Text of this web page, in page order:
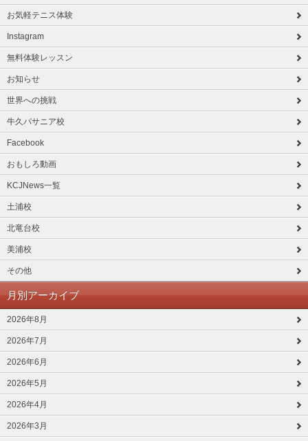
お気軽テニス体験
Instagram
無料体験レッスン
お知らせ
世界への挑戦
牛久パサニア校
Facebook
おもしろ動画
KCJNews一覧
土浦校
北竜台校
美浦校
その他
月別アーカイブ
2026年8月
2026年7月
2026年6月
2026年5月
2026年4月
2026年3月